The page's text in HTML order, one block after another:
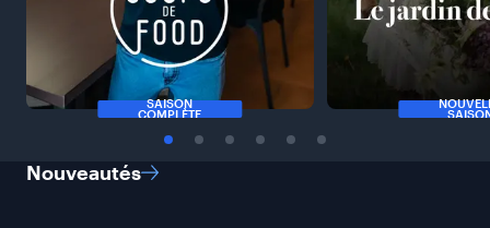
SAISON
COMPLÈTE
Nouveautés